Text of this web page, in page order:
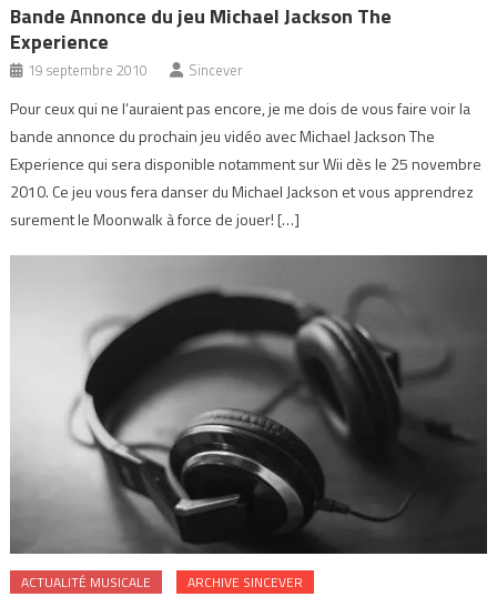
Bande Annonce du jeu Michael Jackson The
Experience
19 septembre 2010 Sincever
Pour ceux qui ne l’auraient pas encore, je me dois de vous faire voir la
bande annonce du prochain jeu vidéo avec Michael Jackson The
Experience qui sera disponible notamment sur Wii dès le 25 novembre
2010. Ce jeu vous fera danser du Michael Jackson et vous apprendrez
surement le Moonwalk à force de jouer! […]
ACTUALITÉ MUSICALE ARCHIVE SINCEVER